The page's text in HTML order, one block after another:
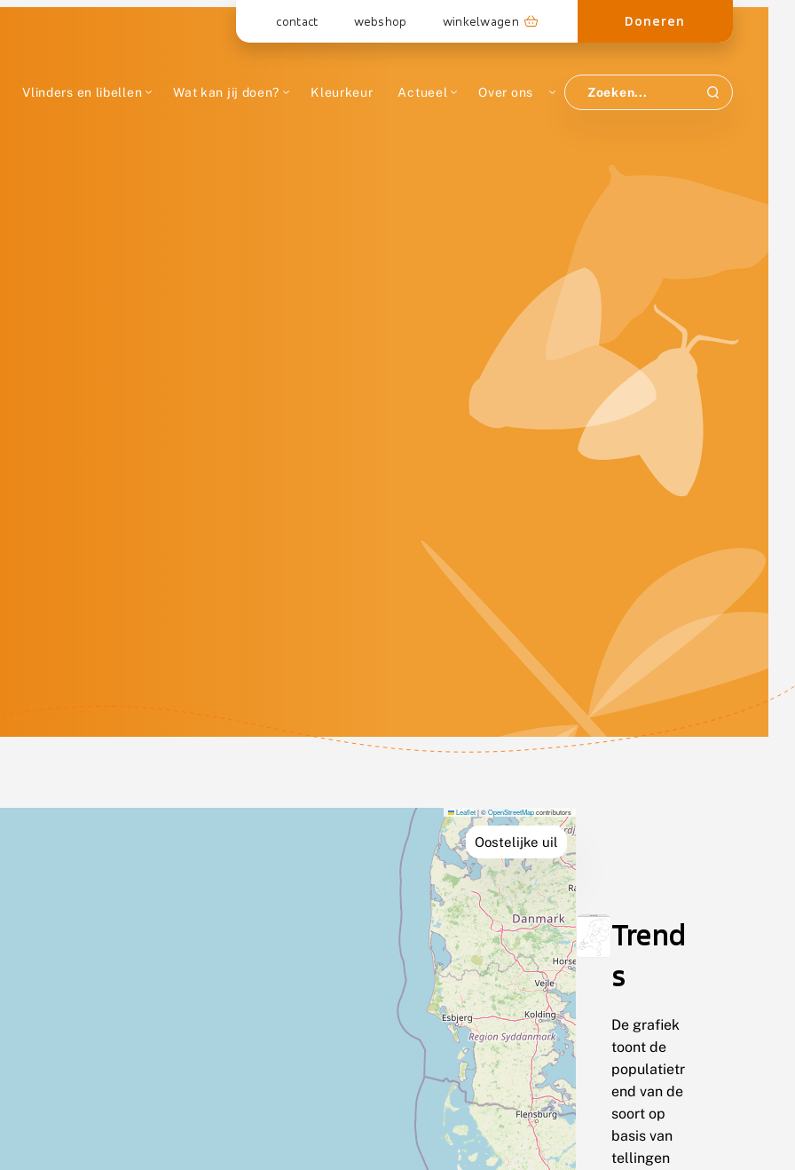
contact webshop winkelwagen Doneren
Vlinders en libellen Wat kan jij doen? Kleurkeur Actueel Over ons
Oostelijke uil
Leaflet|©OpenStreetMapcontributors
Trend
s
De grafiek
toont de
populatietr
end van de
soort op
basis van
tellingen